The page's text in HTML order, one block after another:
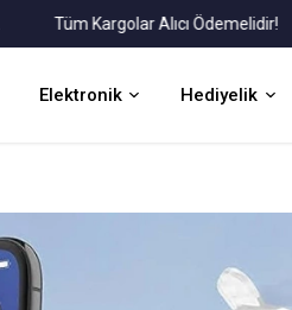
Tüm Kargolar Alıcı Ödemelidir!
Elektronik Hediyelik